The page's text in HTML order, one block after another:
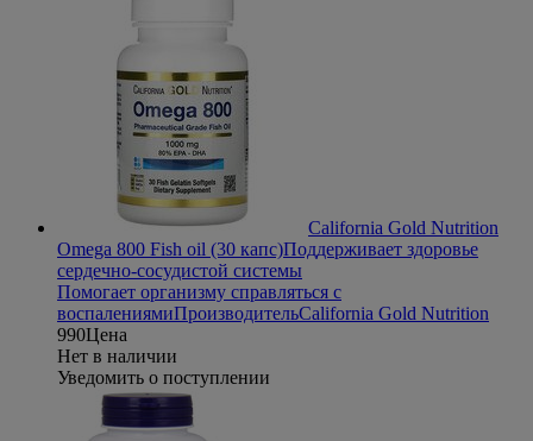
California Gold Nutrition
Omega 800 Fish oil (30 капс)Поддерживает здоровье
сердечно-сосудистой системы
Помогает организму справляться с
воспалениямиПроизводительCalifornia Gold Nutrition
990Цена
Нет в наличии
Уведомить о поступлении